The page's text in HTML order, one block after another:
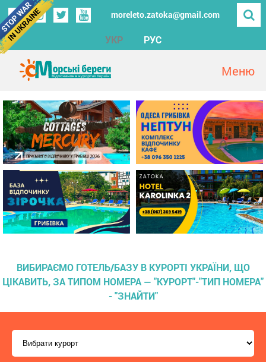
moreleto.zatoka@gmail.com
УКР РУС
ВИБИРАЄМО ГОТЕЛЬ/БАЗУ В КУРОРТІ УКРАЇНИ, ЩО
ЦІКАВИТЬ, ЗА ТИПОМ НОМЕРА — "КУРОРТ"-"ТИП НОМЕРА"
- "ЗНАЙТИ"